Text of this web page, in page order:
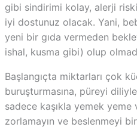
gibi sindirimi kolay, alerji
iyi dostunuz olacak. Yani,
yeni bir gıda vermeden
ishal, kusma gibi) olup
Başlangıçta miktarları çok
buruşturmasına, püreyi
sadece kaşıkla yemek
zorlamayın ve beslenmeyi